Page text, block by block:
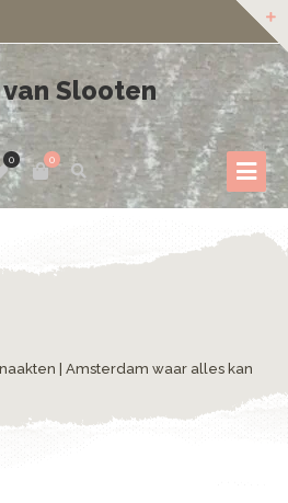
Slooten
0
0
| Amsterdam waar alles kan